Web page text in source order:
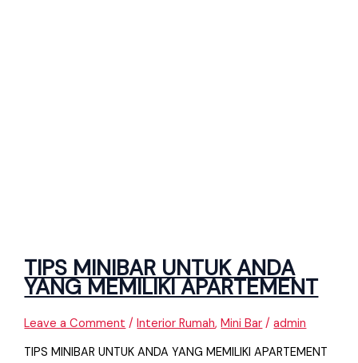
TIPS MINIBAR UNTUK ANDA
YANG MEMILIKI APARTEMENT
Leave a Comment /Interior Rumah,Mini Bar /admin
TIPS MINIBAR UNTUK ANDA YANG MEMILIKI APARTEMENT